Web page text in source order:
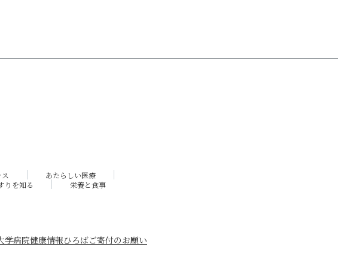
あたらしい医療
りを知る 栄養と食事
学病院健康情報ひろばご寄付のお願い